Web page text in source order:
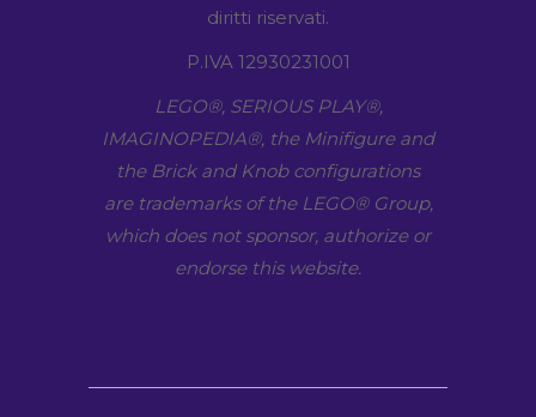
diritti riservati.
P.IVA 12930231001
LEGO​®, SERIOUS PLAY​®,
IMAGINOPEDIA​®, the Minifigure and
the Brick and Knob configurations
are trademarks of the LEGO​® Group,
which does not sponsor, authorize or
endorse this website.